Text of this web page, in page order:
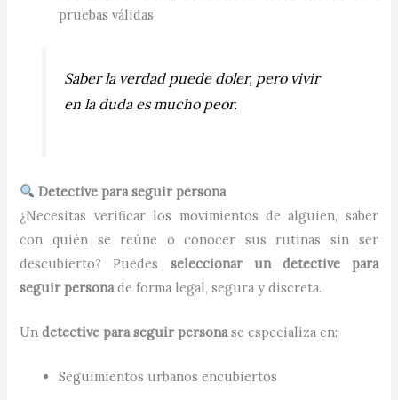
pruebas válidas
Saber la verdad puede doler, pero vivir
en la duda es mucho peor.
Detective para seguir persona
¿Necesitas verificar los movimientos de alguien, saber
con quién se reúne o conocer sus rutinas sin ser
descubierto? Puedes seleccionar un detective para
seguir persona de forma legal, segura y discreta.
Undetective para seguir personase especializa en:
Seguimientos urbanos encubiertos